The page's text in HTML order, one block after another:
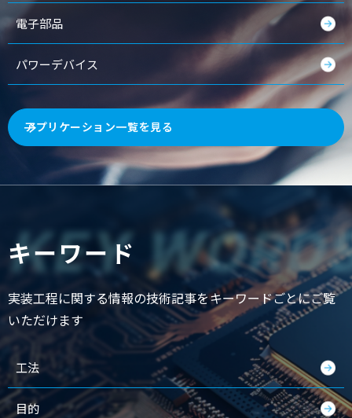
電子部品
パワーデバイス
アプリケーション一覧を見る
KEY
キーワード
実装工程に関する情報の技術記事をキーワードごとにご覧
いただけます
工法
目的